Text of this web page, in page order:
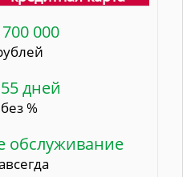
000
дней
без %
обслуживание